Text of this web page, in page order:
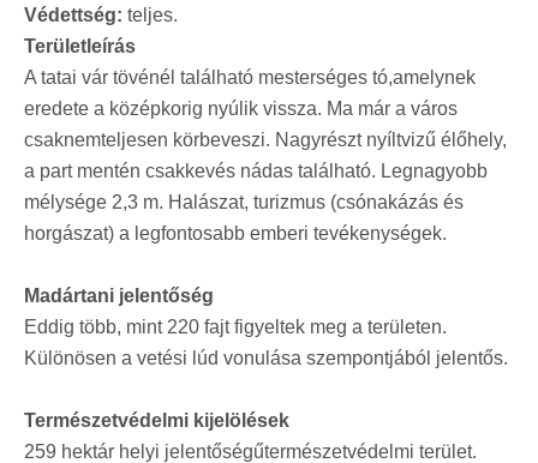
Védettség: teljes.
Területleírás
A tatai vár tövénél található mesterséges tó,amelynek
eredete a középkorig nyúlik vissza. Ma már a város
csaknemteljesen körbeveszi. Nagyrészt nyíltvizű élőhely,
a part mentén csakkevés nádas található. Legnagyobb
mélysége 2,3 m. Halászat, turizmus (csónakázás és
horgászat) a legfontosabb emberi tevékenységek.
Madártani jelentőség
Eddig több, mint 220 fajt figyeltek meg a területen.
Különösen a vetési lúd vonulása szempontjából jelentős.
Természetvédelmi kijelölések
259 hektár helyi jelentőségűtermészetvédelmi terület.